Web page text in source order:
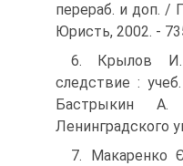
перераб. и доп. /
Юристь, 2002. -
6. Крылов И.
следствие :
Бастрыкин
Ленинградского
7. Макаренко